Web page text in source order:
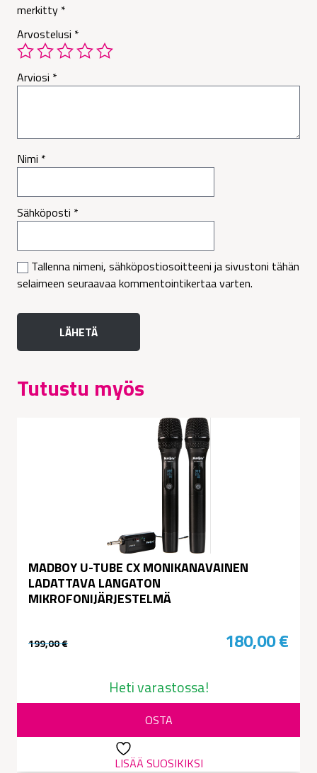
merkitty *
Arvostelusi *
Arviosi *
Nimi *
Sähköposti *
Tallenna nimeni, sähköpostiosoitteeni ja sivustoni tähän
selaimeen seuraavaa kommentointikertaa varten.
Tutustu myös
MADBOY U-TUBE CX MONIKANAVAINEN
LADATTAVA LANGATON
MIKROFONIJÄRJESTELMÄ
199,00€
oli:
199,00 €.
180,00€
on:
180,00 €.
Heti varastossa!
OSTA
LISÄÄ SUOSIKIKSI